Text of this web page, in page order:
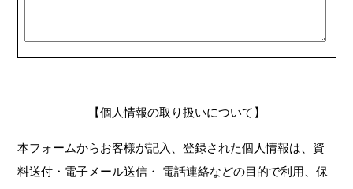
【個人情報の取り扱いについて】
本フォームからお客様が記入、登録された個人情報は、資
料送付・電子メール送信・ 電話連絡などの目的で利用、保